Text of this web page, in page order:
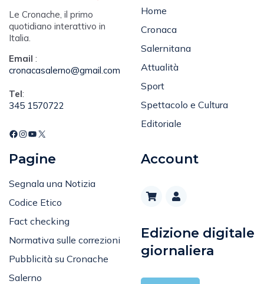
Le Cronache, il primo
quotidiano interattivo in
Italia.
Email :
cronacasalerno@gmail.com
Tel:
345 1570722
Home
Cronaca
Salernitana
Attualità
Sport
Spettacolo e Cultura
Editoriale
Pagine
Segnala una Notizia
Codice Etico
Fact checking
Normativa sulle correzioni
Pubblicità su Cronache
Salerno
Account
Edizione digitale
giornaliera